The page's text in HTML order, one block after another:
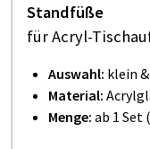
Stand­fü­ße
für Acryl-
Auswahl: klein
Material:
Menge: ab 1 Set